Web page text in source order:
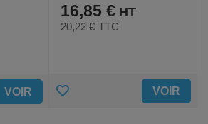
VOIR
16,85 €
20,22 € TTC
AJOUTER VOIR